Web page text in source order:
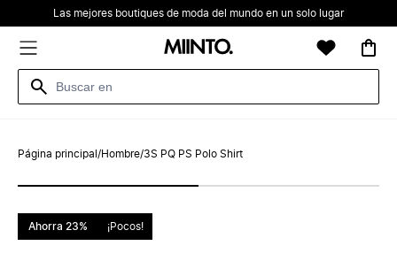
Las mejores boutiques de moda del mundo en un solo lugar
Página principal /Hombre/3S PQ PS Polo Shirt
Ahorra 23% ¡Pocos!